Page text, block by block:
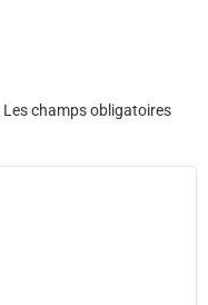
Les champs obligatoires